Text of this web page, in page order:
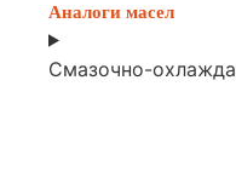
Аналоги масел
Смазочно-